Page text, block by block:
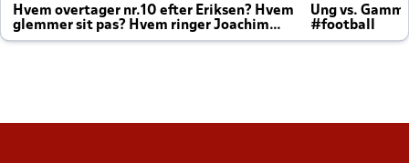
Hvem overtager nr.10 efter Eriksen? Hvem
glemmer sit pas? Hvem ringer Joachim
altid til efter kampe?
Ung vs.
#football